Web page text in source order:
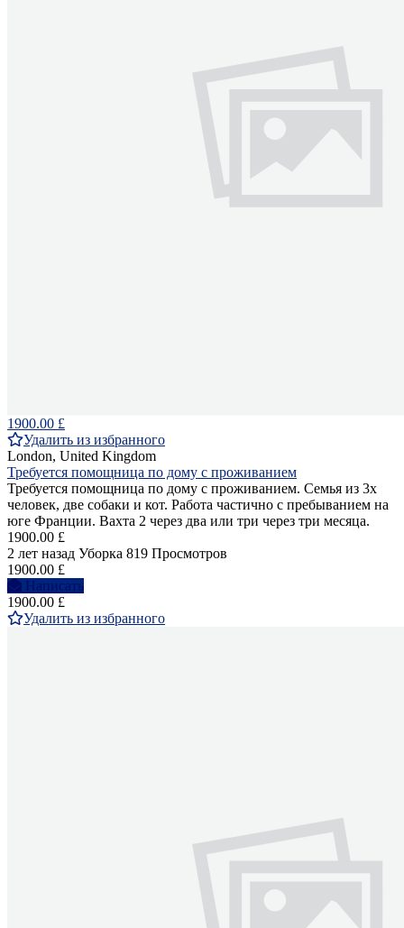
1900.00 £
Удалить из избранного
London, United Kingdom
Требуется помощница по дому с проживанием
Требуется помощница по дому с проживанием. Семья из 3х
человек, две собаки и кот. Работа частично с пребыванием на
юге Франции. Вахта 2 через два или три через три месяца.
1900.00 £
2 лет назад Уборка 819 Просмотров
1900.00 £
Написать
1900.00 £
Удалить из избранного